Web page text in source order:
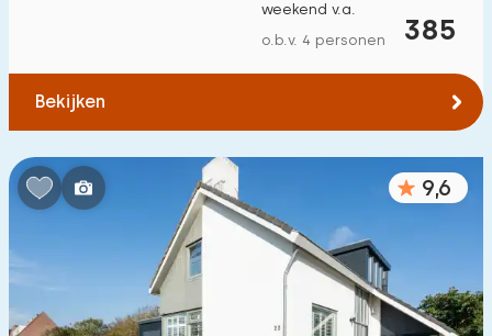
385
weekend v.a.
o.b.v. 4 personen
Bekijken
9,6